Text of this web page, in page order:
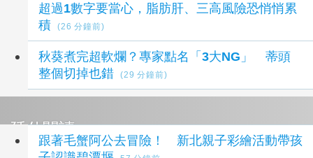
超過1數字要當心，脂肪肝、三高風險恐悄悄累
積
(26 分鐘前)
秋葵煮完超軟爛？專家點名「3大NG」 蒂頭
整個切掉也錯
(29 分鐘前)
延伸閱讀
跟著毛蟹阿公去冒險！ 新北親子彩繪活動帶孩